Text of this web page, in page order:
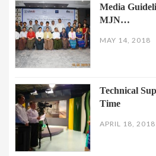
Media
MJN…
MAY 14, 2018
Technical
Time
APRIL 18, 2018